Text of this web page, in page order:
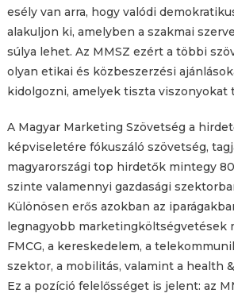
esély van arra, hogy valódi
alakuljon ki, amelyben a szakmai
súlya lehet. Az MMSZ ezért a többi
olyan etikai és közbeszerzési
kidolgozni, amelyek tiszta viszonyokat
A Magyar Marketing Szövetség a
képviseletére fókuszáló szövetség,
magyarországi top hirdetők mintegy
szinte valamennyi gazdasági
Különösen erős azokban az
legnagyobb marketingköltségvetések
FMCG, a kereskedelem, a
szektor, a mobilitás, valamint a health
Ez a pozíció felelősséget is jelent: az